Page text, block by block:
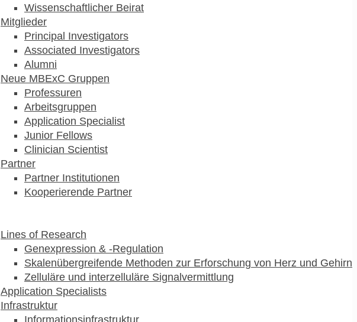
Wissenschaftlicher Beirat
Mitglieder
Principal Investigators
Associated Investigators
Alumni
Neue MBExC Gruppen
Professuren
Arbeitsgruppen
Application Specialist
Junior Fellows
Clinician Scientist
Partner
Partner Institutionen
Kooperierende Partner
Lines of Research
Genexpression & -Regulation
Skalenübergreifende Methoden zur Erforschung von Herz und Gehirn
Zelluläre und interzelluläre Signalvermittlung
Application Specialists
Infrastruktur
Informationsinfrastruktur